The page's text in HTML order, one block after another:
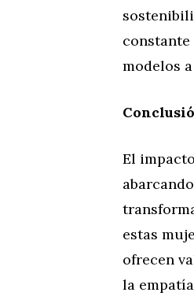
modelos
El
estas
ofrecen
la